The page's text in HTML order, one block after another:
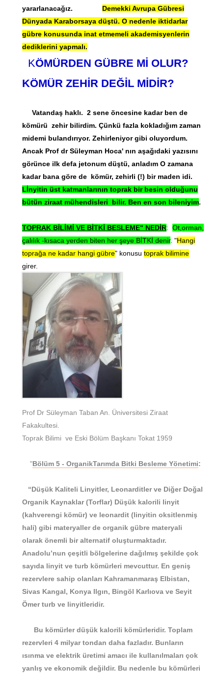
yararlanacağız. Demekki Avrupa Gübresi
Dünyada Karaborsaya düştü. O nedenle iktidarlar
gübre konusunda inat etmemeli akademisyenlerin
dediklerini yapmalı.
KÖMÜRDEN GÜBRE Mİ OLUR?
KÖMÜR ZEHİR DEĞİL MİDİR?
Vatandaş haklı. 2 sene öncesine kadar ben de
kömürü zehir bilirdim. Çünkü fazla kokladığım zaman
midemi bulandırıyor. Zehirleniyor gibi oluyordum.
Ancak Prof dr Süleyman Hoca' nın aşağıdaki yazısını
görünce ilk defa jetonum düştü, anladım O zamana
kadar bana göre de kömür, zehirli (!) bir maden idi.
Lİnyitin üst katmanlarının toprak bir besin olduğunu
bütün ziraat mühendisleri bilir. Ben en son bileniyim.
TOPRAK BİLİMİ VE BİTKİ BESLEME" NEDİR: Ot,orman,
çalılık -kısaca yerden biten her şeye BİTKİ denir. "Hangi
toprağa ne kadar hangi gübre" konusu toprak bilimine
girer.
Prof Dr Süleyman Taban An. Üniversitesi Ziraat
Fakakultesi.
Toprak Bilimi ve Eski Bölüm Başkanı Tokat 1959
"Bölüm 5 - OrganikTarımda Bitki Besleme Yönetimi:
“Düşük Kaliteli Linyitler, Leonarditler ve Diğer Doğal
Organik Kaynaklar (Torflar) Düşük kalorili linyit
(kahverengi kömür) ve leonardit (linyitin oksitlenmiş
hali) gibi materyaller de organik gübre materyali
olarak önemli bir alternatif oluşturmaktadır.
Anadolu’nun çeşitli bölgelerine dağılmış şekilde çok
sayıda linyit ve turb kömürleri mevcuttur. En geniş
rezervlere sahip olanları Kahramanmaraş Elbistan,
Sivas Kangal, Konya Ilgın, Bingöl Karlıova ve Seyit
Ömer turb ve linyitleridir.
Bu kömürler düşük kalorili kömürleridir. Toplam
rezervleri 4 milyar tondan daha fazladır. Bunların
ısınma ve elektrik üretimi amacı ile kullanılmaları çok
yanlış ve ekonomik değildir. Bu nedenle bu kömürleri